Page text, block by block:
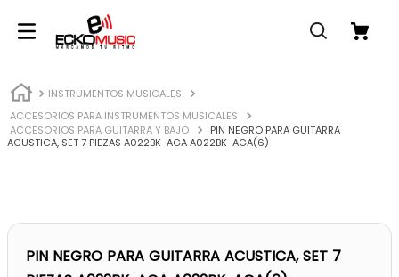
INSTRUMENTOS MUSICALES
ACCESORIOS PARA INSTRUMENTOS MUSICALES
ACCESORIOS PARA GUITARRA Y BAJO
PIN NEGRO PARA GUITARRA
ACUSTICA, SET 7 PIEZAS A022BK-AGA A022BK-AGA(6)
PIN NEGRO PARA GUITARRA ACUSTICA, SET 7